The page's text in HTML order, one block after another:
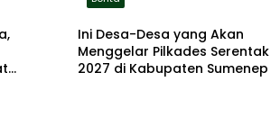
Ini Desa-Desa yang Akan
Menggelar Pilkades Serentak
2027 di Kabupaten Sumenep